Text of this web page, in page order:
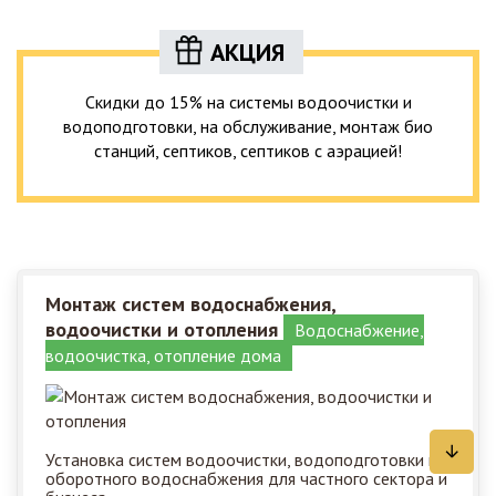
АКЦИЯ
Скидки до 15% на системы водоочистки и
водоподготовки, на обслуживание, монтаж био
станций, септиков, септиков с аэрацией!
Монтаж систем водоснабжения,
водоочистки и отопления
Водоснабжение,
водоочистка, отопление дома
Установка систем водоочистки, водоподготовки и
оборотного водоснабжения для частного сектора и